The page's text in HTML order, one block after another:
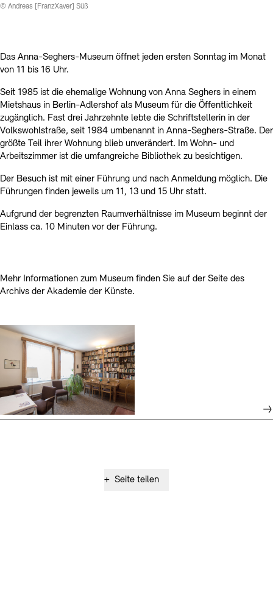
Nachhaltigkeit
Kontakte Archivdatenbank
© Andreas [FranzXaver] Süß
Das Anna-Seghers-Museum öffnet jeden ersten Sonntag im Monat
von 11 bis 16 Uhr.
Seit 1985 ist die ehemalige Wohnung von Anna Seghers in einem
Mietshaus in Berlin-Adlershof als Museum für die Öffentlichkeit
zugänglich. Fast drei Jahrzehnte lebte die Schriftstellerin in der
Volkswohlstraße, seit 1984 umbenannt in Anna-Seghers-Straße. Der
größte Teil ihrer Wohnung blieb unverändert. Im Wohn- und
Arbeitszimmer ist die umfangreiche Bibliothek zu besichtigen.
Der Besuch ist mit einer Führung und nach Anmeldung möglich. Die
Führungen finden jeweils um 11, 13 und 15 Uhr statt.
Aufgrund der begrenzten Raumverhältnisse im Museum beginnt der
Einlass ca. 10 Minuten vor der Führung.
Mehr Informationen zum Museum finden Sie auf der Seite des
Archivs der Akademie der Künste.
+ Seite teilen